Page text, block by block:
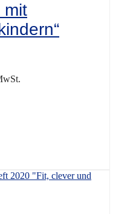
mit